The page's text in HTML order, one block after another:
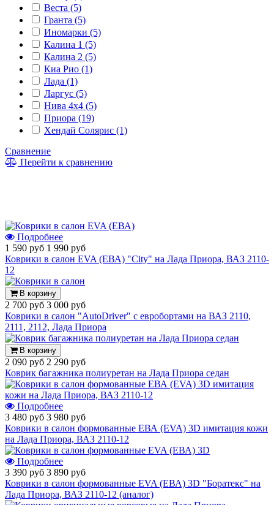
Веста (5)
Гранта (5)
Иномарки (5)
Калина 1 (5)
Калина 2 (5)
Киа Рио (1)
Лада (1)
Ларгус (5)
Нива 4x4 (5)
Приора (19)
Хендай Солярис (1)
Сравнение
Перейти к сравнению
Подробнее
1 590 руб 1 990 руб
Коврики в салон EVA (ЕВА) "City" на Лада Приора, ВАЗ 2110-
12
В корзину
2 700 руб 3 000 руб
Коврики в салон "AutoDriver" с евробортами на ВАЗ 2110,
2111, 2112, Лада Приора
В корзину
2 090 руб 2 290 руб
Коврик багажника полиуретан на Лада Приора седан
Подробнее
3 480 руб 3 980 руб
Коврики в салон формованные ЕВА (EVA) 3D имитация кожи
на Лада Приора, ВАЗ 2110-12
Подробнее
3 390 руб 3 890 руб
Коврики в салон формованные EVA (ЕВА) 3D "Боратекс" на
Лада Приора, ВАЗ 2110-12 (аналог)